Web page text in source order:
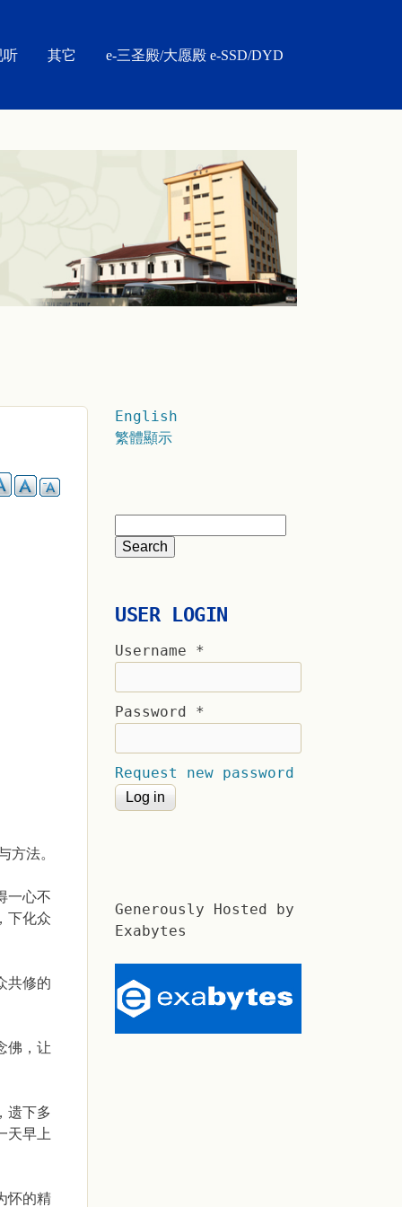
听 其它 e-三圣殿/大愿殿 e-SSD/DYD
法。
一心不
下化众
共修的
佛，让
遗下多
天早上
怀的精
English
繁體顯示
USER LOGIN
Username *
Password *
Request new password
Generously Hosted by
Exabytes